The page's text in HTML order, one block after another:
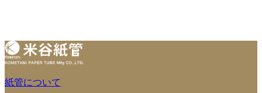
紙管について